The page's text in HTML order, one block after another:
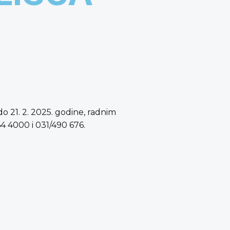
21. 2. 2025. godine, radnim
4000 i 031/490 676.